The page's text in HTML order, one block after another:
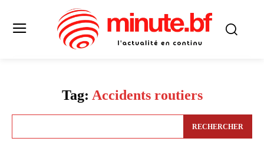
Tag: Accidents routiers
RECHERCHER